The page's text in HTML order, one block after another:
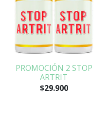
PROMOCIÓN 2 STOP
ARTRIT
$29.900